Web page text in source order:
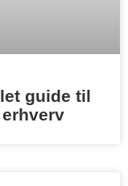
guide til